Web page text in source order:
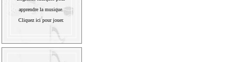
apprendre la musique.
Cliquez ici pour jouer.